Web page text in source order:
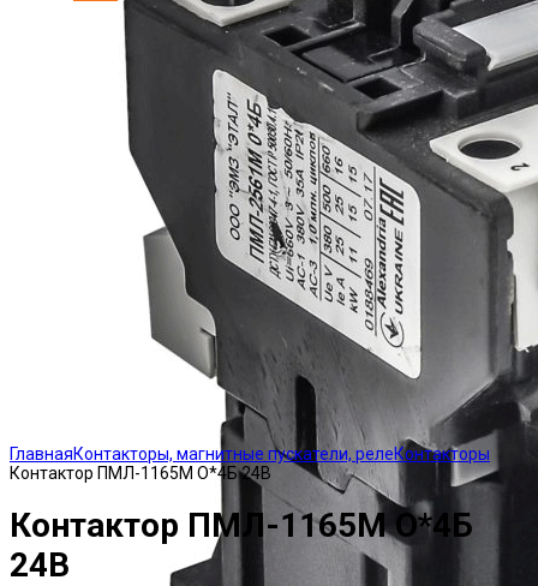
ГлавнаяКонтакторы, магнитные пускатели, релеКонтакторы
Контактор ПМЛ-1165М О*4Б 24В
Контактор ПМЛ-1165М О*4Б
24В